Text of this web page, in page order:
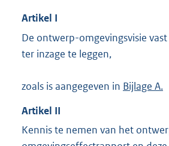
Artikel I
De ontwerp-omgevingsvisie
ter inzage te leggen,
zoals is aangegeven in Bijlage A.
Artikel II
Kennis te nemen van het